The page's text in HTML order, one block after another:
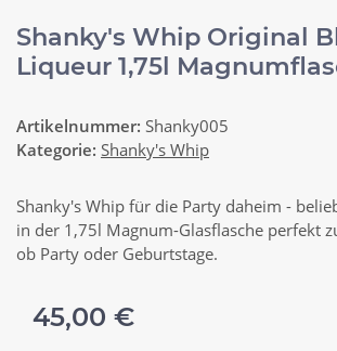
Shanky's Whip Original
Liqueur 1,75l
Artikelnummer: Shanky005
Kategorie: Shanky's Whip
Shanky's Whip für die Party daheim -
in der 1,75l Magnum-Glasflasche perfekt
ob Party oder Geburtstage.
45,00 €